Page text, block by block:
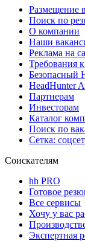
Размещение
Поиск по
О компании
Наши
Реклама на
Требования
Безопасный
HeadHunter
Партнерам
Инвесторам
Каталог
Поиск по
Сетка:
Соискателям
hh PRO
Готовое
Все сервисы
Хочу у вас
Экспертная